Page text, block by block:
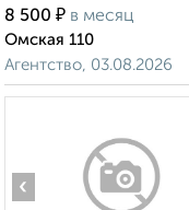
8 500 ₽ в месяц
Омская 110
Агентство, 03.08.2026
‹